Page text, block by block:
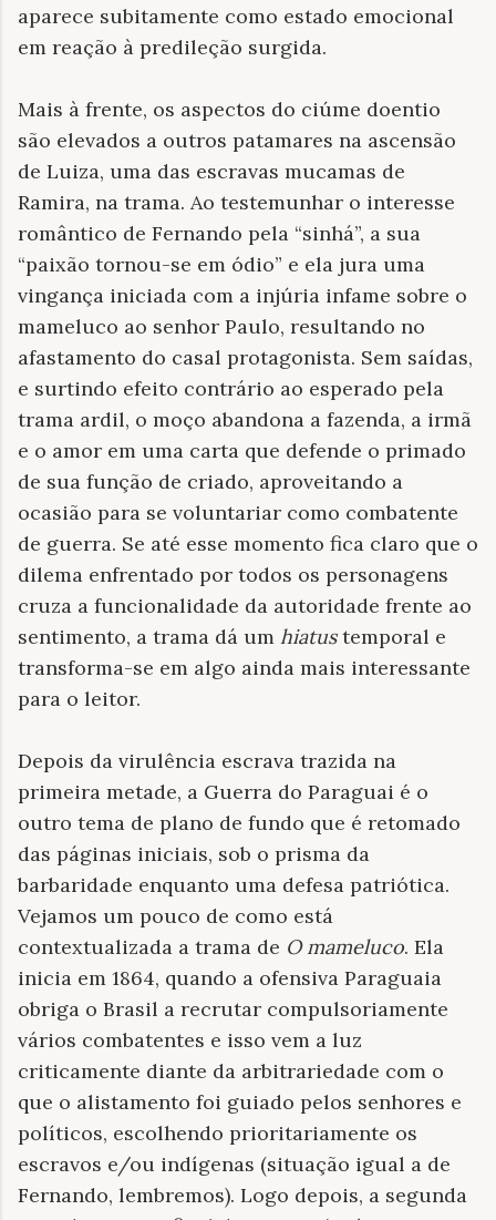
aparece subitamente como estado emocional
em reação à predileção surgida.
Mais à frente, os aspectos do ciúme doentio
são elevados a outros patamares na ascensão
de Luiza, uma das escravas mucamas de
Ramira, na trama. Ao testemunhar o interesse
romântico de Fernando pela “sinhá”, a sua
“paixão tornou-se em ódio” e ela jura uma
vingança iniciada com a injúria infame sobre o
mameluco ao senhor Paulo, resultando no
afastamento do casal protagonista. Sem saídas,
e surtindo efeito contrário ao esperado pela
trama ardil, o moço abandona a fazenda, a irmã
e o amor em uma carta que defende o primado
de sua função de criado, aproveitando a
ocasião para se voluntariar como combatente
de guerra. Se até esse momento fica claro que o
dilema enfrentado por todos os personagens
cruza a funcionalidade da autoridade frente ao
sentimento, a trama dá um hiatustemporal e
transforma-se em algo ainda mais interessante
para o leitor.
Depois da virulência escrava trazida na
primeira metade, a Guerra do Paraguai é o
outro tema de plano de fundo que é retomado
das páginas iniciais, sob o prisma da
barbaridade enquanto uma defesa patriótica.
Vejamos um pouco de como está
contextualizada a trama de O mameluco. Ela
inicia em 1864, quando a ofensiva Paraguaia
obriga o Brasil a recrutar compulsoriamente
vários combatentes e isso vem a luz
criticamente diante da arbitrariedade com o
que o alistamento foi guiado pelos senhores e
políticos, escolhendo prioritariamente os
escravos e/ou indígenas (situação igual a de
Fernando, lembremos). Logo depois, a segunda